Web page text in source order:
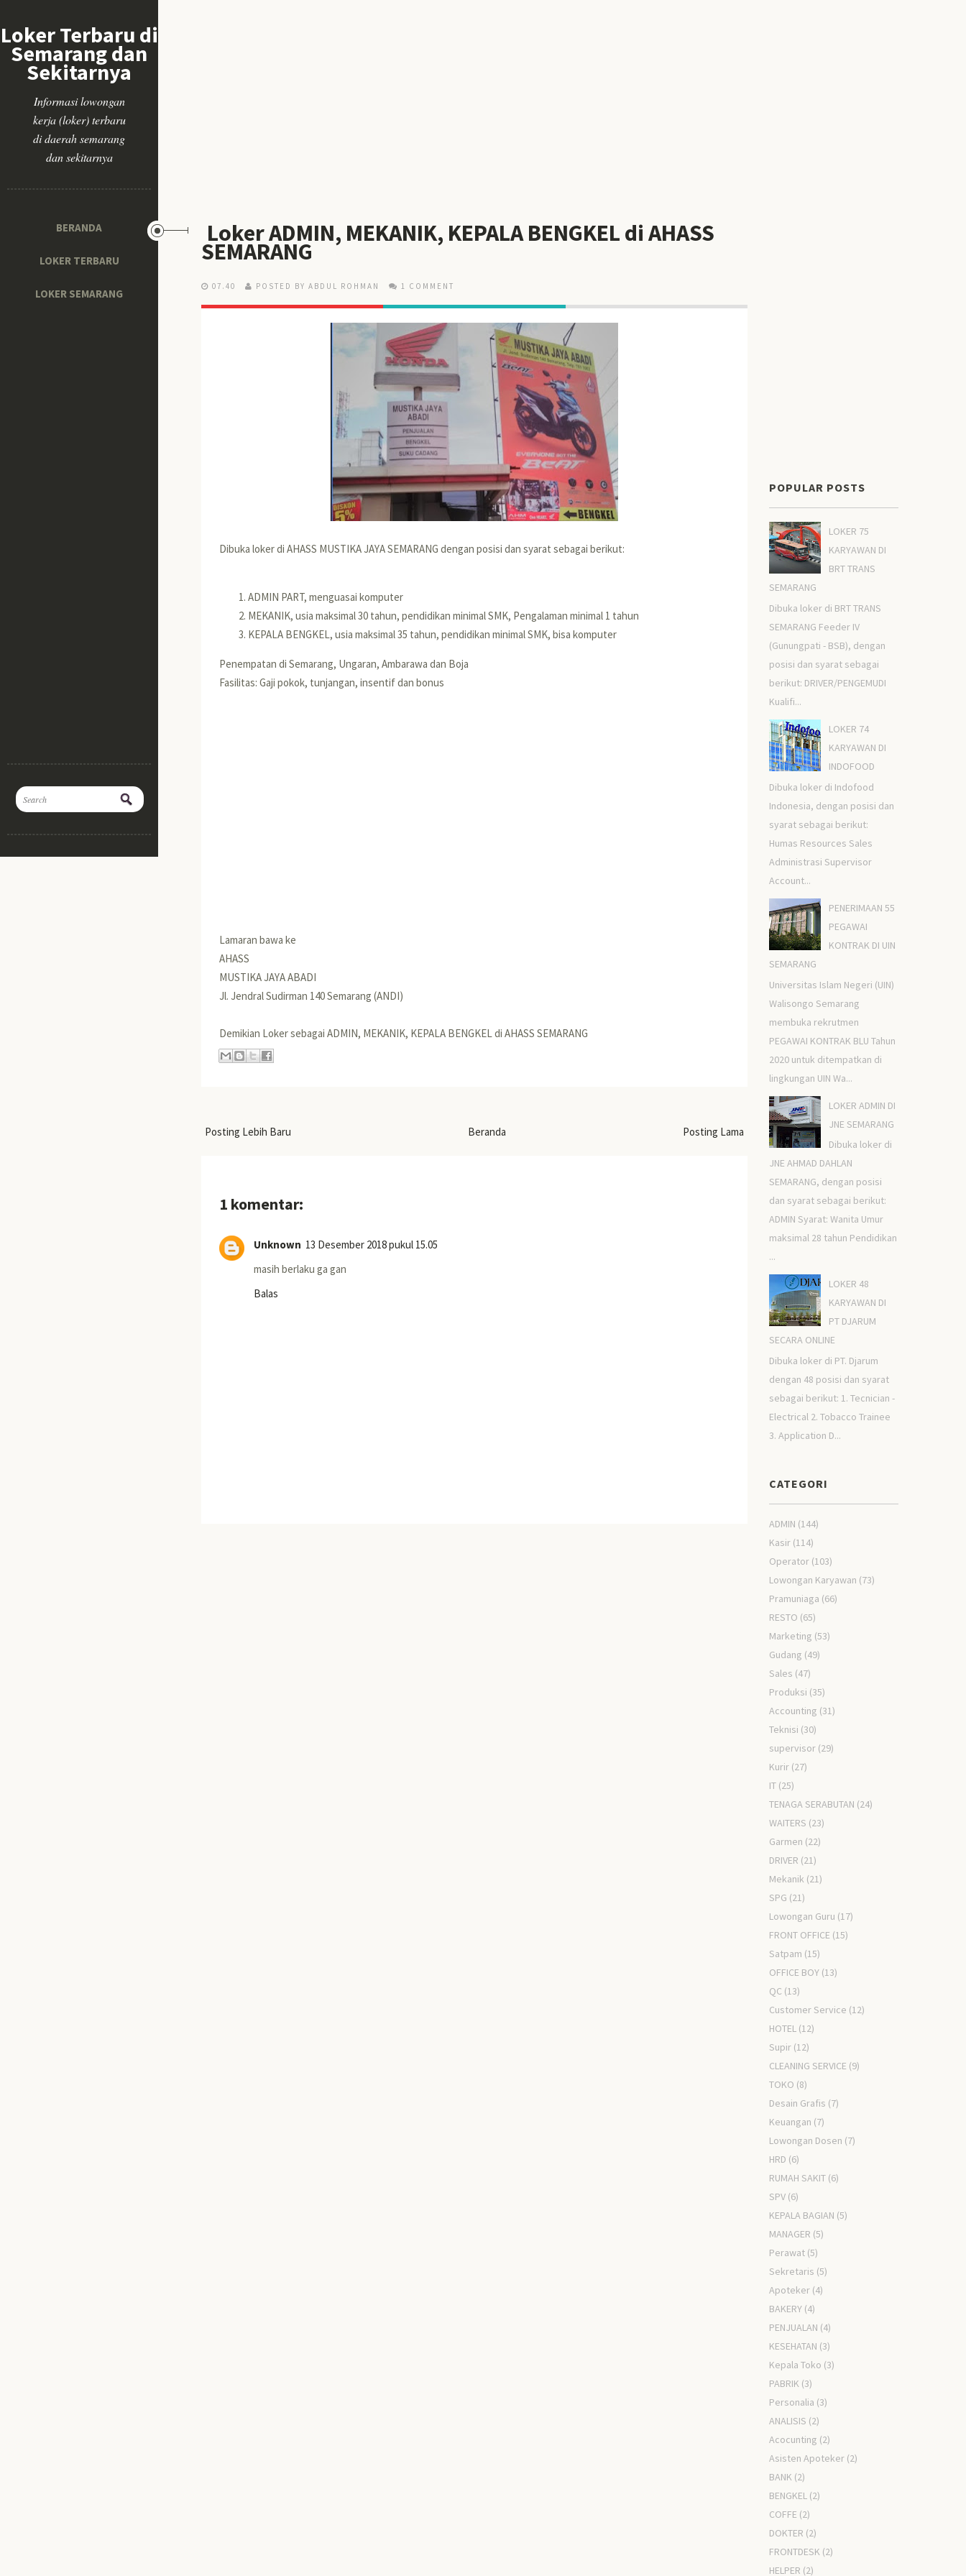
Loker Terbaru di
Semarang dan
Sekitarnya
Informasi lowongan
kerja (loker) terbaru
di daerah semarang
dan sekitarnya
BERANDA
LOKER TERBARU
LOKER SEMARANG
Loker ADMIN, MEKANIK, KEPALA BENGKEL di AHASS
SEMARANG
07.40 POSTED BY ABDUL ROHMAN 1 COMMENT
Dibuka loker di AHASS MUSTIKA JAYA SEMARANG dengan posisi dan syarat sebagai berikut:
ADMIN PART, menguasai komputer
MEKANIK, usia maksimal 30 tahun, pendidikan minimal SMK, Pengalaman minimal 1 tahun
KEPALA BENGKEL, usia maksimal 35 tahun, pendidikan minimal SMK, bisa komputer
Penempatan di Semarang, Ungaran, Ambarawa dan Boja
Fasilitas: Gaji pokok, tunjangan, insentif dan bonus
Lamaran bawa ke
AHASS
MUSTIKA JAYA ABADI
Jl. Jendral Sudirman 140 Semarang (ANDI)
Demikian Loker sebagai ADMIN, MEKANIK, KEPALA BENGKEL di AHASS SEMARANG
Posting Lebih Baru Posting Lama
Beranda
1 komentar:
Unknown 13 Desember 2018 pukul 15.05
masih berlaku ga gan
Balas
POPULAR POSTS
LOKER 75
KARYAWAN DI
BRT TRANS
SEMARANG
Dibuka loker di BRT TRANS
SEMARANG Feeder IV
(Gunungpati - BSB), dengan
posisi dan syarat sebagai
berikut: DRIVER/PENGEMUDI
Kualifi...
LOKER 74
KARYAWAN DI
INDOFOOD
Dibuka loker di Indofood
Indonesia, dengan posisi dan
syarat sebagai berikut:
Humas Resources Sales
Administrasi Supervisor
Account...
PENERIMAAN 55
PEGAWAI
KONTRAK DI UIN
SEMARANG
Universitas Islam Negeri (UIN)
Walisongo Semarang
membuka rekrutmen
PEGAWAI KONTRAK BLU Tahun
2020 untuk ditempatkan di
lingkungan UIN Wa...
LOKER ADMIN DI
JNE SEMARANG
Dibuka loker di
JNE AHMAD DAHLAN
SEMARANG, dengan posisi
dan syarat sebagai berikut:
ADMIN Syarat: Wanita Umur
maksimal 28 tahun Pendidikan
...
LOKER 48
KARYAWAN DI
PT DJARUM
SECARA ONLINE
Dibuka loker di PT. Djarum
dengan 48 posisi dan syarat
sebagai berikut: 1. Tecnician -
Electrical 2. Tobacco Trainee
3. Application D...
CATEGORI
ADMIN (144)
Kasir (114)
Operator (103)
Lowongan Karyawan (73)
Pramuniaga (66)
RESTO (65)
Marketing (53)
Gudang (49)
Sales (47)
Produksi (35)
Accounting (31)
Teknisi (30)
supervisor (29)
Kurir (27)
IT (25)
TENAGA SERABUTAN (24)
WAITERS (23)
Garmen (22)
DRIVER (21)
Mekanik (21)
SPG (21)
Lowongan Guru (17)
FRONT OFFICE (15)
Satpam (15)
OFFICE BOY (13)
QC (13)
Customer Service (12)
HOTEL (12)
Supir (12)
CLEANING SERVICE (9)
TOKO (8)
Desain Grafis (7)
Keuangan (7)
Lowongan Dosen (7)
HRD (6)
RUMAH SAKIT (6)
SPV (6)
KEPALA BAGIAN (5)
MANAGER (5)
Perawat (5)
Sekretaris (5)
Apoteker (4)
BAKERY (4)
PENJUALAN (4)
KESEHATAN (3)
Kepala Toko (3)
PABRIK (3)
Personalia (3)
ANALISIS (2)
Acocunting (2)
Asisten Apoteker (2)
BANK (2)
BENGKEL (2)
COFFE (2)
DOKTER (2)
FRONTDESK (2)
HELPER (2)